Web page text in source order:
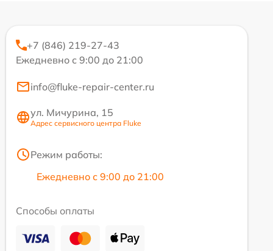
+7 (846) 219-27-43
Ежедневно с 9:00 до 21:00
info@fluke-repair-center.ru
ул. Мичурина, 15
Адрес сервисного центра Fluke
Режим работы:
Ежедневно с 9:00 до 21:00
Способы оплаты